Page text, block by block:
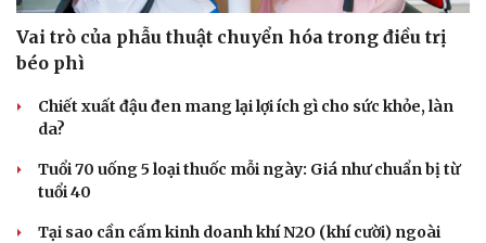
Văn hóa
Văn học
Âm nhạc
Di sản
Thời trang
Vai trò của phẫu thuật chuyển hóa trong điều trị
béo phì
Chiết xuất đậu đen mang lại lợi ích gì cho sức khỏe, làn
da?
Tuổi 70 uống 5 loại thuốc mỗi ngày: Giá như chuẩn bị từ
tuổi 40
Tại sao cần cấm kinh doanh khí N2O (khí cười) ngoài